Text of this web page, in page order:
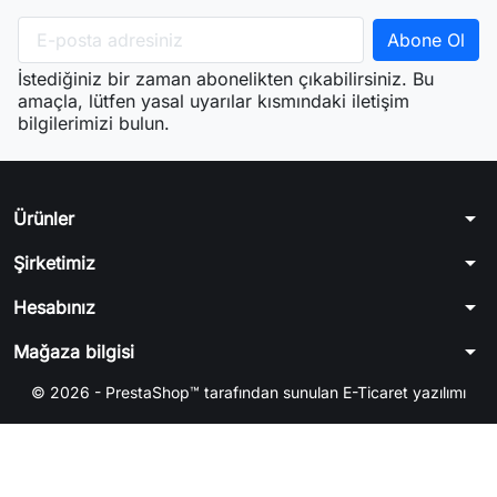
İstediğiniz bir zaman abonelikten çıkabilirsiniz. Bu
amaçla, lütfen yasal uyarılar kısmındaki iletişim
bilgilerimizi bulun.
Ürünler arrow_drop_down
Şirketimiz arrow_drop_down
Hesabınız arrow_drop_down
Mağaza bilgisi arrow_drop_down
© 2026 - PrestaShop™ tarafından sunulan E-Ticaret yazılımı